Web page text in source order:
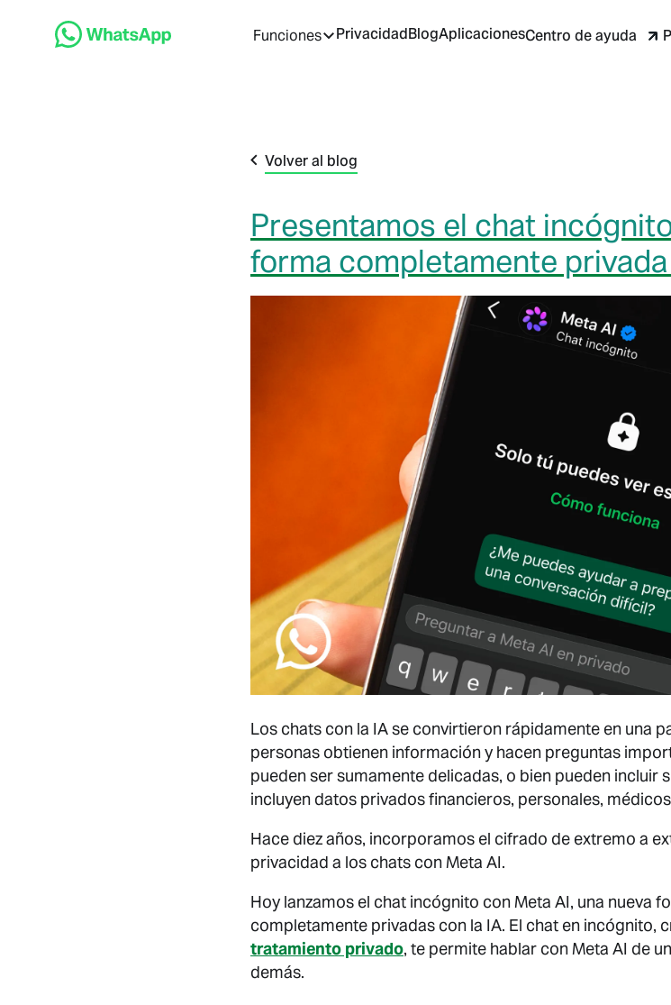
Funciones PrivacidadBlogAplicacionesCentro de ayuda
Volver al blog
Presentamos el chat
forma completamente
Los chats con la IA se convirtieron rápidamente en una
personas obtienen información y hacen preguntas
pueden ser sumamente delicadas, o bien pueden incluir
incluyen datos privados financieros, personales,
Hace diez años, incorporamos el cifrado de extremo a
privacidad a los chats con Meta AI.
Hoy lanzamos el chat incógnito con Meta AI, una nueva
completamente privadas con la IA. El chat en incógnito,
tratamiento privado, te permite hablar con Meta AI de
demás.